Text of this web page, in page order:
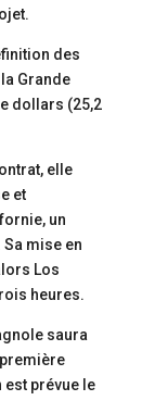
des
Grande
dollars (25,2
elle
et
un
mise en
Los
heures.
saura
est prévue le